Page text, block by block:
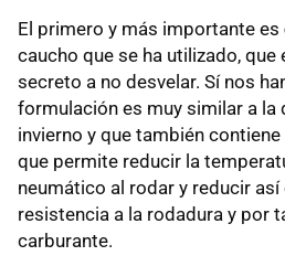
El primero y más importante es
caucho que se ha utilizado, que
secreto a no desvelar. Sí nos
formulación es muy similar a la
invierno y que también
que permite reducir la
neumático al rodar y reducir
resistencia a la rodadura y por
carburante.